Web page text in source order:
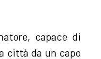
capace di
città da un capo